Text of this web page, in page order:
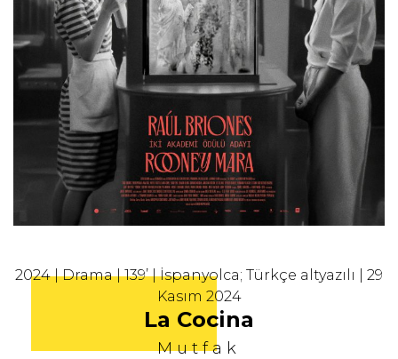
2024 | Drama | 139’ | İspanyolca; Türkçe altyazılı | 29
Kasım 2024
La Cocina
Mutfak